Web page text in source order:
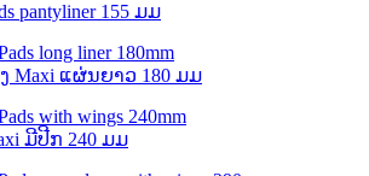
pantyliner 155 ມມ
Maxi ແຜ່ນຍາວ 180 ມມ
ມີປີກ 240 ມມ